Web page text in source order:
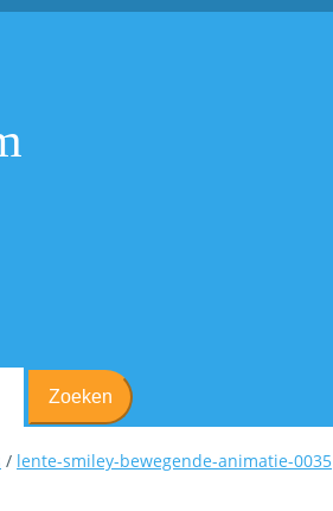
Zoeken
/ lente-smiley-bewegende-animatie-0035